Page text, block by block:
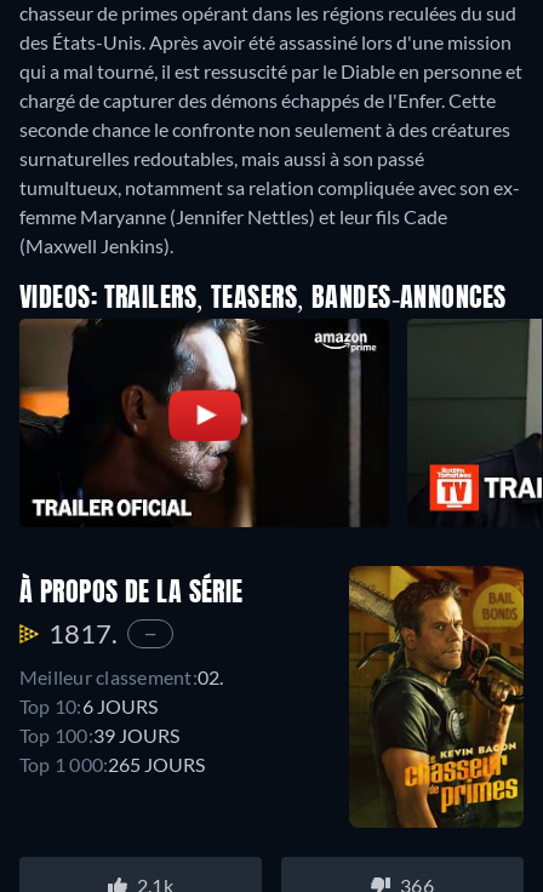
chasseur de primes opérant dans les régions reculées du sud
des États-Unis.Après avoir été assassiné lors d'une mission
qui a mal tourné, il est ressuscité par le Diable en personne et
chargé de capturer des démons échappés de l'Enfer.Cette
seconde chance le confronte non seulement à des créatures
surnaturelles redoutables, mais aussi à son passé
tumultueux, notamment sa relation compliquée avec son ex-
femme Maryanne (Jennifer Nettles) et leur fils Cade
(Maxwell Jenkins).
VIDEOS: TRAILERS, TEASERS, BANDES-ANNONCES
À PROPOS DE LA SÉRIE
1817. —
Meilleur classement:02.
Top 10:6 JOURS
Top 100:39 JOURS
Top 1 000:265 JOURS
2.1k 366